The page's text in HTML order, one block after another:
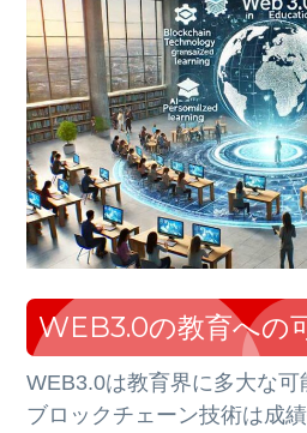
WEB3.0の教育への
WEB3.0は教育界に多大な可
ブロックチェーン技術は成